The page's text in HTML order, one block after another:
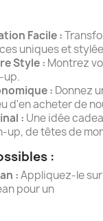
Facile :
uniques et
Style : Montrez
up.
: Donnez
d'en acheter de
: Une idée
up, de têtes de
:
:Appliquez-le
pour un